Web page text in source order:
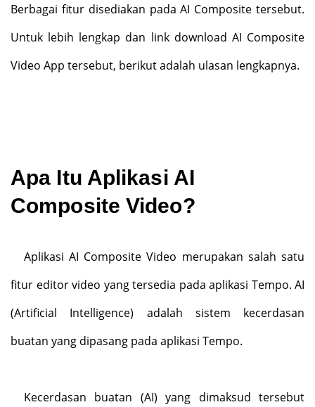
Berbagai fitur disediakan pada AI Composite tersebut.
Untuk lebih lengkap dan link download AI Composite
Video App tersebut, berikut adalah ulasan lengkapnya.
Apa Itu Aplikasi AI
Composite Video?
Aplikasi AI Composite Video merupakan salah satu
fitur editor video yang tersedia pada aplikasi Tempo. AI
(Artificial Intelligence) adalah sistem kecerdasan
buatan yang dipasang pada aplikasi Tempo.
Kecerdasan buatan (AI) yang dimaksud tersebut